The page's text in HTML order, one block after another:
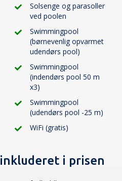
Solsenge og parasoller
ved poolen
Swimmingpool
(børnevenlig opvarmet
udendørs pool)
Swimmingpool
(indendørs pool 50 m
x3)
Swimmingpool
(udendørs pool -25 m)
WiFi (gratis)
inkluderet i prisen